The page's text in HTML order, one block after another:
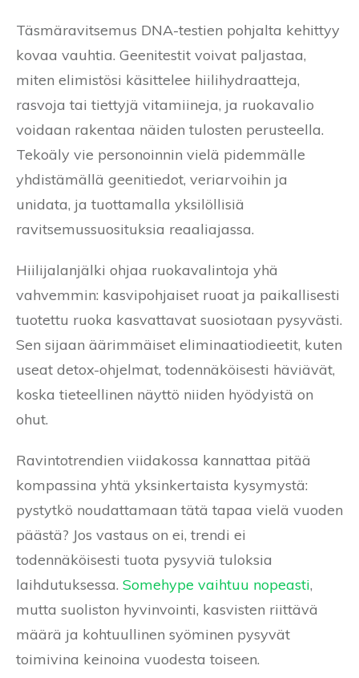
Täsmäravitsemus DNA-testien pohjalta kehittyy
kovaa vauhtia. Geenitestit voivat paljastaa,
miten elimistösi käsittelee hiilihydraatteja,
rasvoja tai tiettyjä vitamiineja, ja ruokavalio
voidaan rakentaa näiden tulosten perusteella.
Tekoäly vie personoinnin vielä pidemmälle
yhdistämällä geenitiedot, veriarvoihin ja
unidata, ja tuottamalla yksilöllisiä
ravitsemussuosituksia reaaliajassa.
Hiilijalanjälki ohjaa ruokavalintoja yhä
vahvemmin: kasvipohjaiset ruoat ja paikallisesti
tuotettu ruoka kasvattavat suosiotaan pysyvästi.
Sen sijaan äärimmäiset eliminaatiodieetit, kuten
useat detox-ohjelmat, todennäköisesti häviävät,
koska tieteellinen näyttö niiden hyödyistä on
ohut.
Ravintotrendien viidakossa kannattaa pitää
kompassina yhtä yksinkertaista kysymystä:
pystytkö noudattamaan tätä tapaa vielä vuoden
päästä? Jos vastaus on ei, trendi ei
todennäköisesti tuota pysyviä tuloksia
laihdutuksessa. Somehype vaihtuu nopeasti,
mutta suoliston hyvinvointi, kasvisten riittävä
määrä ja kohtuullinen syöminen pysyvät
toimivina keinoina vuodesta toiseen.